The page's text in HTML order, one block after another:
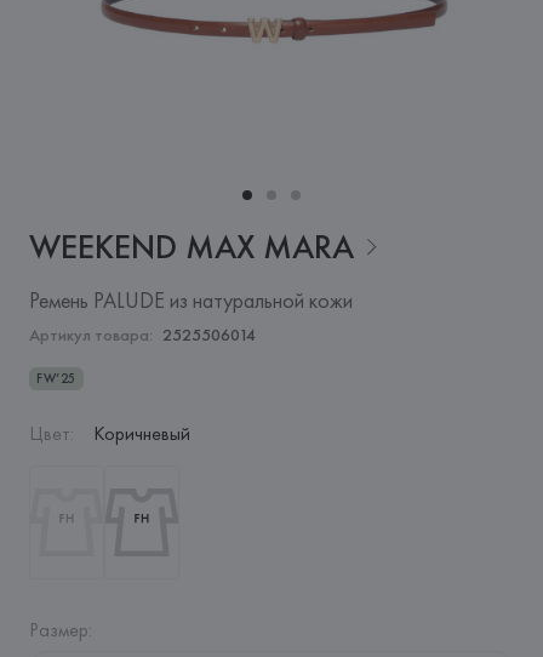
WEEKEND MAX MARA
Ремень PALUDE из натуральной кожи
Артикул товара: 2525506014
FW’25
Цвет: Коричневый
Размер: